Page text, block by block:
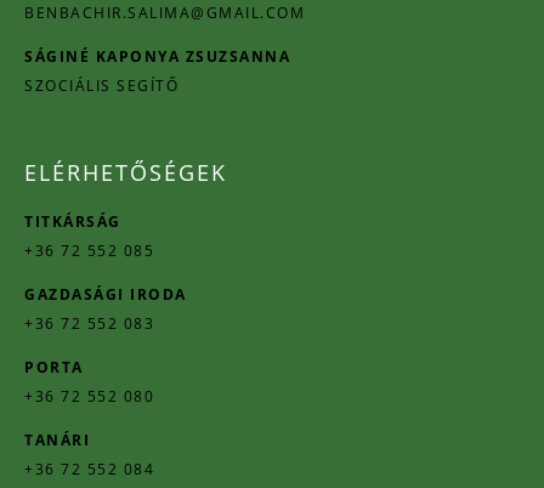
BENBACHIR.SALIMA@GMAIL.COM
SÁGINÉ KAPONYA ZSUZSANNA
SZOCIÁLIS SEGÍTŐ
ELÉRHETŐSÉGEK
TITKÁRSÁG
+36 72 552 085
GAZDASÁGI IRODA
+36 72 552 083
PORTA
+36 72 552 080
TANÁRI
+36 72 552 084